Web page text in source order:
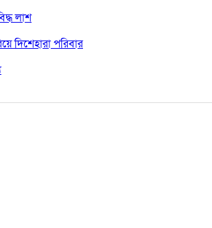
লাশ
দিশেহারা পরিবার